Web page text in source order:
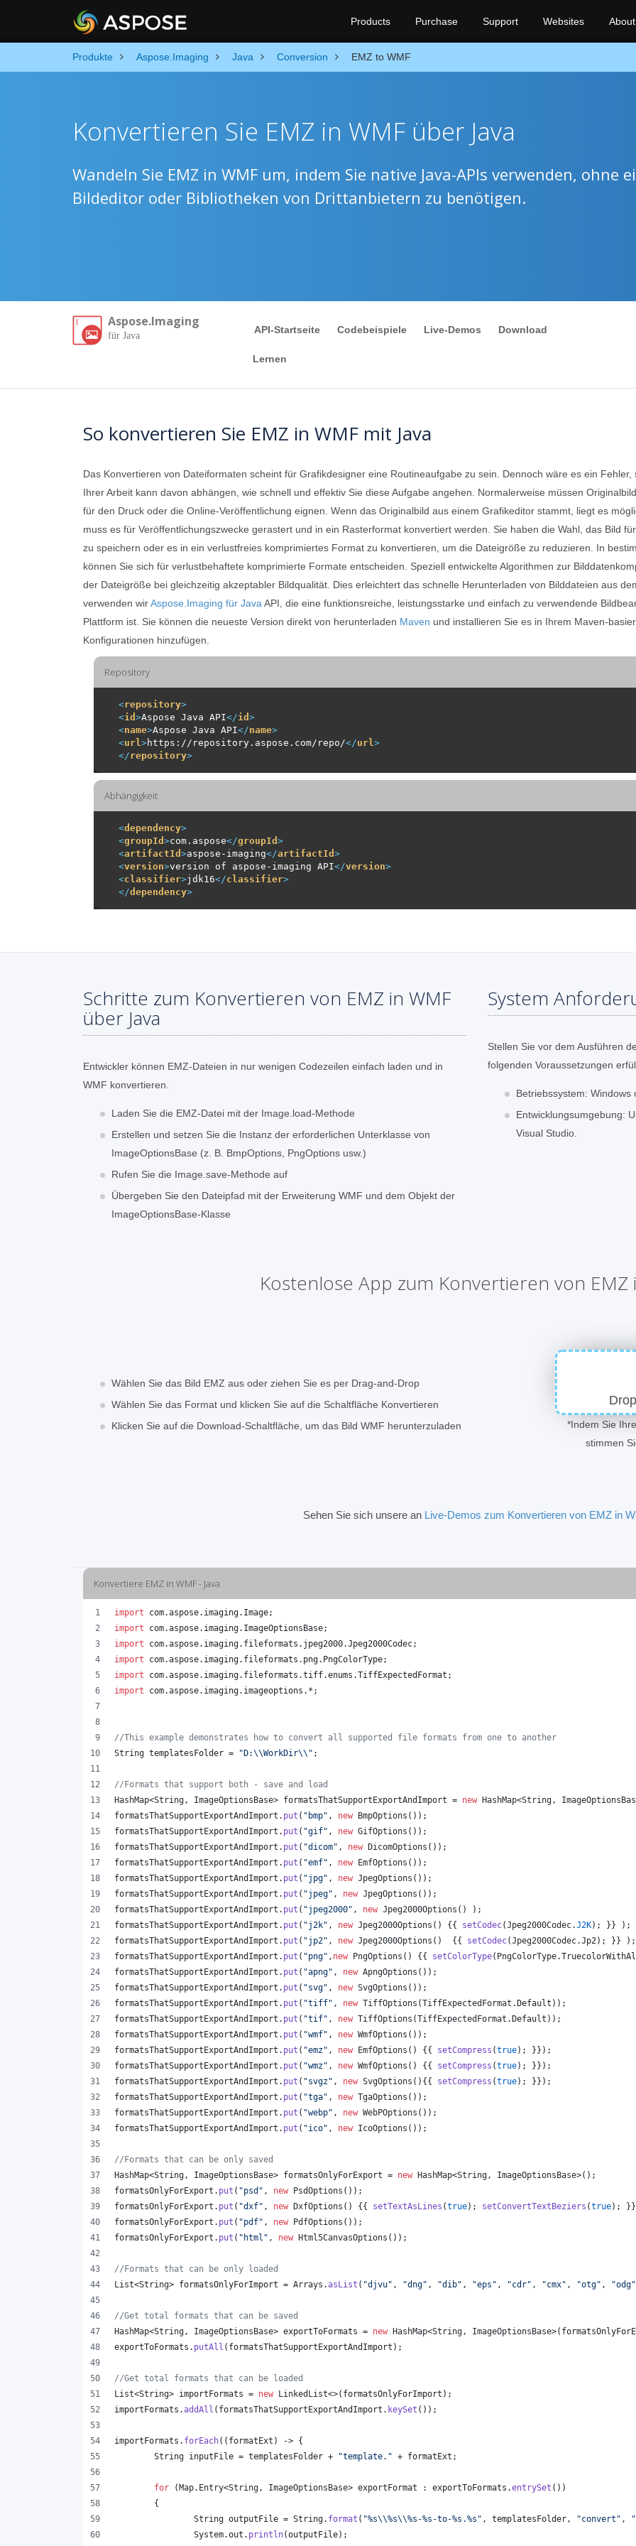
Products Purchase Support Websites About
Produkte Aspose.Imaging Java Conversion EMZ to WMF
Konvertieren Sie EMZ in WMF über Java
Wandeln Sie EMZ in WMF um, indem Sie native Java-APIs verwenden, ohne
Bildeditor oder Bibliotheken von Drittanbietern zu benötigen.
Aspose.Imaging
für Java
API-Startseite Codebeispiele Live-Demos Download
Lernen
So konvertieren Sie EMZ in WMF mit Java
Das Konvertieren von Dateiformaten scheint für Grafikdesigner eine Routineaufgabe zu sein. Dennoch wäre es ein
Ihrer Arbeit kann davon abhängen, wie schnell und effektiv Sie diese Aufgabe angehen. Normalerweise müssen
für den Druck oder die Online-Veröffentlichung eignen. Wenn das Originalbild aus einem Grafikeditor stammt, liegt es
muss es für Veröffentlichungszwecke gerastert und in ein Rasterformat konvertiert werden. Sie haben die Wahl, das Bild
zu speichern oder es in ein verlustfreies komprimiertes Format zu konvertieren, um die Dateigröße zu reduzieren. In
können Sie sich für verlustbehaftete komprimierte Formate entscheiden. Speziell entwickelte Algorithmen zur
der Dateigröße bei gleichzeitig akzeptabler Bildqualität. Dies erleichtert das schnelle Herunterladen von Bilddateien aus
verwenden wirAspose.Imaging für Java API, die eine funktionsreiche, leistungsstarke und einfach zu verwendende
Plattform ist. Sie können die neueste Version direkt von herunterladen Maven und installieren Sie es in Ihrem Maven-
Konfigurationen hinzufügen.
Repository
<repository>
<id >Aspose Java API</id >
<name>Aspose Java API</name>
<url>https://repository.aspose.com/repo/</url>
</repository>
Abhängigkeit
<dependency>
<groupId >com.aspose</groupId >
<artifactId >aspose-imaging</artifactId >
<version>version of aspose-imaging API</version>
<classifier>jdk16</classifier>
</dependency>
Schritte zum Konvertieren von EMZ in WMF
über Java
Entwickler können EMZ-Dateien in nur wenigen Codezeilen einfach laden und in
WMF konvertieren.
Laden Sie die EMZ-Datei mit der Image.load-Methode
Erstellen und setzen Sie die Instanz der erforderlichen Unterklasse von
ImageOptionsBase (z. B. BmpOptions, PngOptions usw.)
Rufen Sie die Image.save-Methode auf
Übergeben Sie den Dateipfad mit der Erweiterung WMF und dem Objekt der
ImageOptionsBase-Klasse
System
Stellen Sie vor dem Ausführen
folgenden Voraussetzungen
Betriebssystem: Windows
Entwicklungsumgebung:
Visual Studio.
Kostenlose App zum Konvertieren von EMZ
Wählen Sie das Bild EMZ aus oder ziehen Sie es per Drag-and-Drop
Wählen Sie das Format und klicken Sie auf die Schaltfläche Konvertieren
Klicken Sie auf die Download-Schaltfläche, um das Bild WMF herunterzuladen
*Indem Sie
stimmen
Sehen Sie sich unsere an Live-Demos zum Konvertieren von EMZ in
Konvertiere EMZ in WMF - Java
import com.aspose. imaging. Image;
import
com.aspose. imaging. ImageOptionsBase;
import
com.aspose. imaging. fileformats . jpeg2000.Jpeg2000Codec;
import
com.aspose. imaging. fileformats . png. PngColorType;
import
com.aspose. imaging. fileformats .tiff.enums .TiffExpectedFormat ;
import
com.aspose. imaging. imageoptions .*;
//This example demonstrates how to convert all supported file formats from one to another
String templatesFolder = "D:\\WorkDir\\ " ;
//Formats that support both - save and load
HashMap<String, ImageOptionsBase> formatsThatSupportExportAndImport = new HashMap<String,
formatsThatSupportExportAndImport . put ( "bmp" , new BmpOptions ());
formatsThatSupportExportAndImport . put ( "gif" , new GifOptions ());
formatsThatSupportExportAndImport . put ( "dicom" , new DicomOptions ());
formatsThatSupportExportAndImport . put ( "emf" , new EmfOptions ());
formatsThatSupportExportAndImport . put ( "jpg" , new JpegOptions ());
formatsThatSupportExportAndImport . put ( "jpeg" , new JpegOptions ());
formatsThatSupportExportAndImport . put ( "jpeg2000" , new Jpeg2000Options () );
formatsThatSupportExportAndImport . put ( "j2k" , new Jpeg2000Options () {{ setCodec(Jpeg2000Codec.J2K); }} );
formatsThatSupportExportAndImport . put ( "jp2" , new Jpeg2000Options ()  {{ setCodec(Jpeg2000Codec.Jp2); }} );
formatsThatSupportExportAndImport . put ( "png" , new PngOptions () {{ setColorType( PngColorType.
formatsThatSupportExportAndImport . put ( "apng" , new ApngOptions ());
formatsThatSupportExportAndImport . put ( "svg" , new SvgOptions ());
formatsThatSupportExportAndImport . put ( "tiff" , new TiffOptions (TiffExpectedFormat . Default ));
formatsThatSupportExportAndImport . put ( "tif" , new TiffOptions (TiffExpectedFormat . Default ));
formatsThatSupportExportAndImport . put ( "wmf" , new WmfOptions ());
formatsThatSupportExportAndImport . put ( "emz" , new EmfOptions () {{ setCompress (true); }});
formatsThatSupportExportAndImport . put ( "wmz" , new WmfOptions () {{ setCompress (true); }});
formatsThatSupportExportAndImport . put ( "svgz" , new SvgOptions (){{ setCompress (true); }});
formatsThatSupportExportAndImport . put ( "tga" , new TgaOptions ());
formatsThatSupportExportAndImport . put ( "webp" , new WebPOptions ());
formatsThatSupportExportAndImport . put ( "ico" , new IcoOptions ());
//Formats that can be only saved
HashMap<String, ImageOptionsBase> formatsOnlyForExport = new HashMap<String, ImageOptionsBase>();
formatsOnlyForExport . put ( "psd" , new PsdOptions ());
formatsOnlyForExport . put ( "dxf" , new DxfOptions () {{ setTextAsLines (true); setConvertTextBeziers (true);
formatsOnlyForExport . put ( "pdf" , new PdfOptions ());
formatsOnlyForExport . put ( "html" , new Html5CanvasOptions ());
//Formats that can be only loaded
List<String> formatsOnlyForImport = Arrays .asList ( "djvu" , "dng" , "dib" , "eps" , "cdr" , "cmx" , "otg" , "odg"
//Get total formats that can be saved
HashMap<String, ImageOptionsBase> exportToFormats = new HashMap<String, ImageOptionsBase>(
exportToFormats . putAll ( formatsThatSupportExportAndImport );
//Get total formats that can be loaded
List<String> importFormats = new LinkedList<>( formatsOnlyForImport );
importFormats .addAll ( formatsThatSupportExportAndImport . keySet ());
importFormats . forEach(( formatExt ) -> {
String inputFile = templatesFolder + "template." + formatExt ;
for ( Map. Entry<String, ImageOptionsBase> exportFormat : exportToFormats .entrySet ())
	{
String outputFile = String. format ( "%s\\%s\\%s-%s-to-%s.%s" , templatesFolder, "convert" ,
System.out . println(outputFile);